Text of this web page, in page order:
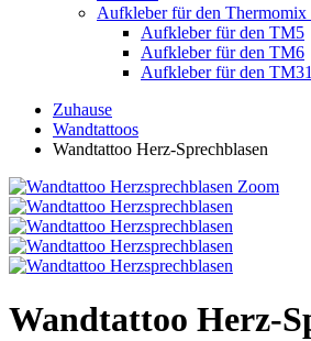
Aufkleber für den Thermomix
Aufkleber für den TM5
Aufkleber für den TM6
Aufkleber für den TM31
Zuhause
Wandtattoos
Wandtattoo Herz-Sprechblasen
Zoom
Wandtattoo Herz-